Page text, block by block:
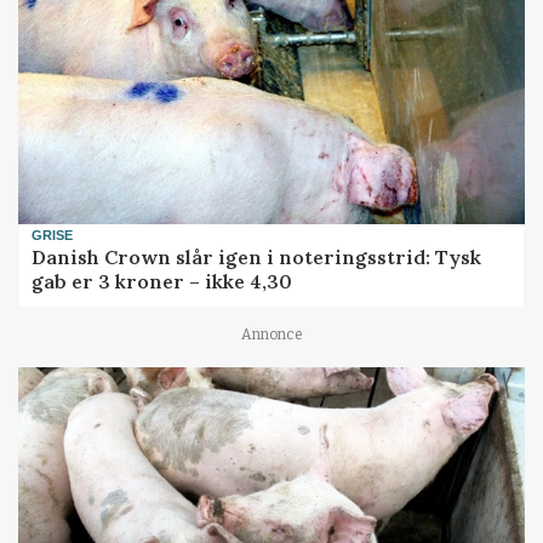
GRISE
Danish Crown slår igen i noteringsstrid: Tysk
gab er 3 kroner – ikke 4,30
Annonce